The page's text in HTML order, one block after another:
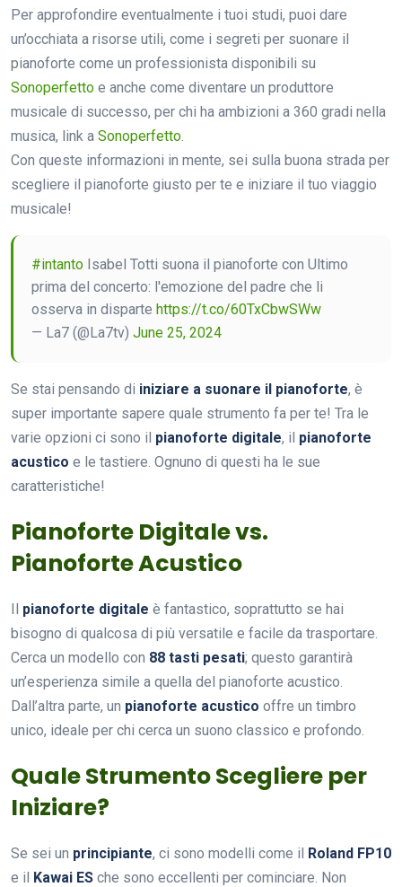
Per approfondire eventualmente i tuoi studi, puoi dare
un’occhiata a risorse utili, come i segreti per suonare il
pianoforte come un professionista disponibili su
Sonoperfetto e anche come diventare un produttore
musicale di successo, per chi ha ambizioni a 360 gradi nella
musica, link a Sonoperfetto.
Con queste informazioni in mente, sei sulla buona strada per
scegliere il pianoforte giusto per te e iniziare il tuo viaggio
musicale!
#intanto Isabel Totti suona il pianoforte con Ultimo
prima del concerto: l'emozione del padre che li
osserva in disparte https://t.co/60TxCbwSWw
— La7 (@La7tv) June 25, 2024
Se stai pensando di iniziare a suonare il pianoforte, è
super importante sapere quale strumento fa per te! Tra le
varie opzioni ci sono il pianoforte digitale, il pianoforte
acustico e le tastiere. Ognuno di questi ha le sue
caratteristiche!
Pianoforte Digitale vs.
Pianoforte Acustico
Il pianoforte digitale è fantastico, soprattutto se hai
bisogno di qualcosa di più versatile e facile da trasportare.
Cerca un modello con 88 tasti pesati; questo garantirà
un’esperienza simile a quella del pianoforte acustico.
Dall’altra parte, un pianoforte acustico offre un timbro
unico, ideale per chi cerca un suono classico e profondo.
Quale Strumento Scegliere per
Iniziare?
Se sei un principiante, ci sono modelli come il Roland FP10
e il Kawai ES che sono eccellenti per cominciare. Non